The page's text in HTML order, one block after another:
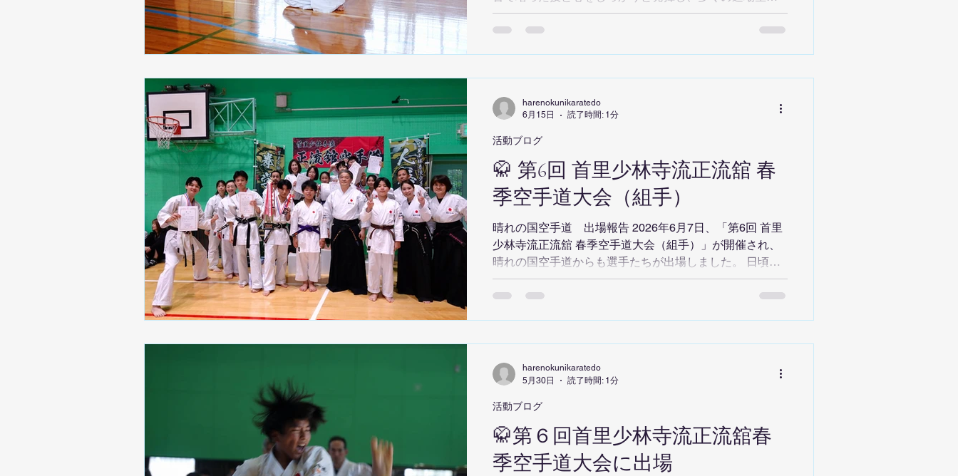
真剣な表情で挑みました。 その結果、72名が合格となり
ました。 努力を積み重ねてきた皆さん、本当におめでと
都 合田 天翔 髙本 真叶 が見事合格されました。 高い
目標に向かって挑み続けた成果が実を結び、指導者一同
とても嬉しく思います。 晴れの国空手道では、礼節・努
力・継続を大切にしながら、子どもから大人まで楽しく
成長していきましょう。
🥋 第6回 首里少林寺流正流舘 春
季空手道大会（組手）
晴れの国空手道 出場報告 2026年6月7日、「第6回 首里
少林寺流正流舘 春季空手道大会（組手）」が開催され、
晴れの国空手道からも選手たちが出場しました。 日頃の
稽古の成果を発揮し、全力で試合に挑む姿はとても立派
で、 応援する仲間や保護者の皆さまに大きな感動を与え
子組手 優勝 浅沼 穂乃心 ■ 5・6年生男子組手 優勝 岡
崎 翔 準優勝 眞田 匠 ■ 中学生男子組手 優勝 合田 天翔
3位 浅沼 蓮都 ■ 一般組手 優勝 谷本 布佑重 🏅 最優秀
選手賞 合田 天翔 🏆 第6回 春季大会 総合優勝 晴れの国心
修舘 🌟 総評 今回の大会では、各カテゴリーで多くの選手
が入賞し、確かな成長を感じられる内容となりました。
選手一人ひとりが真剣に取り組み、仲間の応援にも力が
入る素晴らしい一日でした。 これからも 礼節・努力・継
活動ブログ
harenokunikaratedo
6月15日
読了時間: 1分
🥋第６回首里少林寺流正流舘春
季空手道大会に出場
活動ブログ
harenokunikaratedo
5月30日
読了時間: 1分